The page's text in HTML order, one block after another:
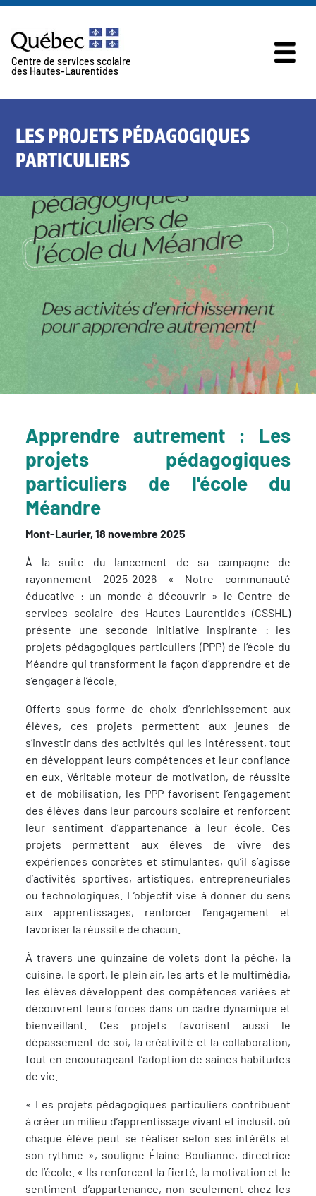
Centre de services scolaire
des Hautes-Laurentides
LES PROJETS PÉDAGOGIQUES
PARTICULIERS
Apprendre autrement : Les
projets pédagogiques
particuliers de l'école du
Méandre
Mont-Laurier, 18 novembre 2025
À la suite du lancement de sa campagne de
rayonnement 2025-2026 « Notre communauté
éducative : un monde à découvrir » le Centre de
services scolaire des Hautes-Laurentides (CSSHL)
présente une seconde initiative inspirante : les
projets pédagogiques particuliers (PPP) de l’école du
Méandre qui transforment la façon d’apprendre et de
s’engager à l’école.
Offerts sous forme de choix d’enrichissement aux
élèves, ces projets permettent aux jeunes de
s’investir dans des activités qui les intéressent, tout
en développant leurs compétences et leur confiance
en eux. Véritable moteur de motivation, de réussite
et de mobilisation, les PPP favorisent l’engagement
des élèves dans leur parcours scolaire et renforcent
leur sentiment d’appartenance à leur école. Ces
projets permettent aux élèves de vivre des
expériences concrètes et stimulantes, qu’il s’agisse
d’activités sportives, artistiques, entrepreneuriales
ou technologiques. L’objectif vise à donner du sens
aux apprentissages, renforcer l’engagement et
favoriser la réussite de chacun.
À travers une quinzaine de volets dont la pêche, la
cuisine, le sport, le plein air, les arts et le multimédia,
les élèves développent des compétences variées et
découvrent leurs forces dans un cadre dynamique et
bienveillant. Ces projets favorisent aussi le
dépassement de soi, la créativité et la collaboration,
tout en encourageant l’adoption de saines habitudes
de vie.
« Les projets pédagogiques particuliers contribuent
à créer un milieu d’apprentissage vivant et inclusif, où
chaque élève peut se réaliser selon ses intérêts et
son rythme », souligne Élaine Boulianne, directrice
de l’école. « Ils renforcent la fierté, la motivation et le
sentiment d’appartenance, non seulement chez les